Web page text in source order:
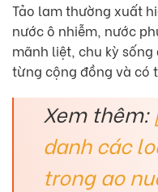
Tảo lam thường xuất
nước ô nhiễm, nước
mãnh liệt, chu kỳ
từng cộng đồng và có
Xem thêm:
danh các
trong ao